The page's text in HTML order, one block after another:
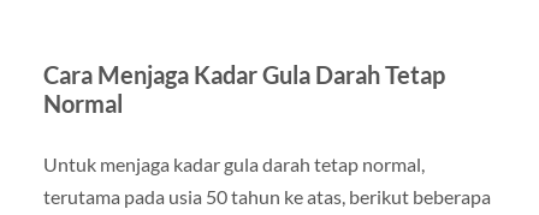
Cara Menjaga Kadar Gula Darah Tetap
Normal
Untuk menjaga kadar gula darah tetap normal,
terutama pada usia 50 tahun ke atas, berikut beberapa